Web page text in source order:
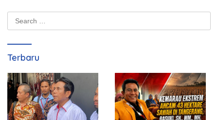
Search
for:
Terbaru